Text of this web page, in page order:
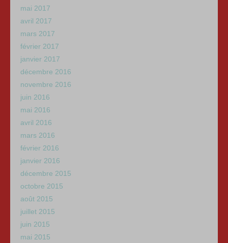
mai 2017
avril 2017
mars 2017
février 2017
janvier 2017
décembre 2016
novembre 2016
juin 2016
mai 2016
avril 2016
mars 2016
février 2016
janvier 2016
décembre 2015
octobre 2015
août 2015
juillet 2015
juin 2015
mai 2015